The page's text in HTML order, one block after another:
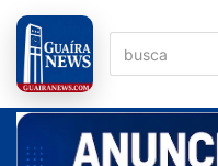
Pular
para
o
conteúdo